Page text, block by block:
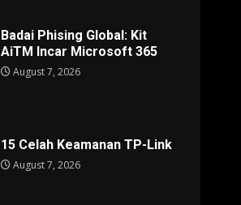
Badai Phising Global: Kit
AiTM Incar Microsoft 365
August 7, 2026
15 Celah Keamanan TP-Link
August 7, 2026